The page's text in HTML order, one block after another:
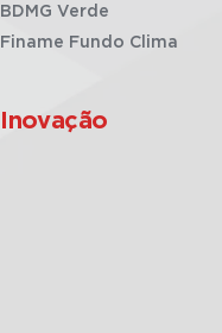
BDMG Verde
Finame Fundo Clima
Inovação